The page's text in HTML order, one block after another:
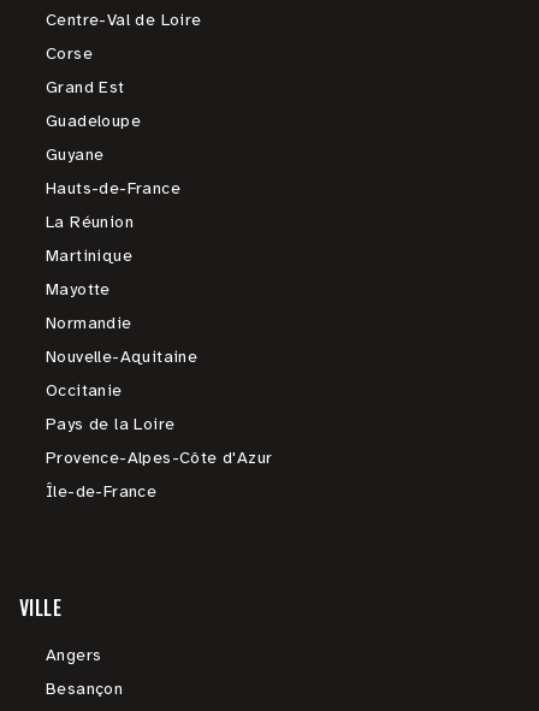
Centre-Val de Loire
Corse
Grand Est
Guadeloupe
Guyane
Hauts-de-France
La Réunion
Martinique
Mayotte
Normandie
Nouvelle-Aquitaine
Occitanie
Pays de la Loire
Provence-Alpes-Côte d'Azur
Île-de-France
VILLE
Angers
Besançon